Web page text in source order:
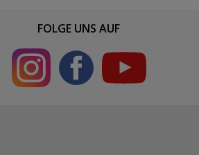
FOLGE UNS AUF